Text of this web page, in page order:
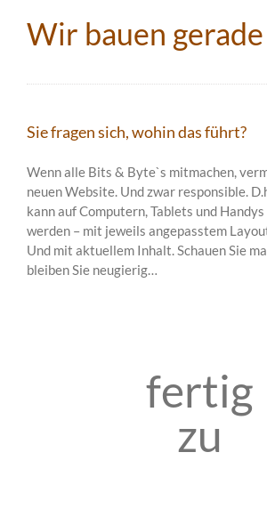
Wir bauen
Sie fragen sich, wohin das führt?
Wenn alle Bits & Byte`s mitmachen,
neuen Website. Und zwar responsible.
kann auf Computern, Tablets und
werden – mit jeweils angepasstem
Und mit aktuellem Inhalt. Schauen Sie
bleiben Sie neugierig…
fertig
zu